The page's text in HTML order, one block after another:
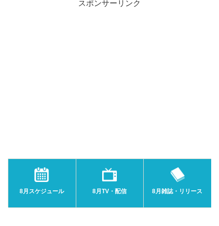
スポンサーリンク
8月スケジュール 8月TV・配信 8月雑誌・リリース